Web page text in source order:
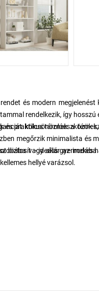
és modern
rendelkezik, így hosszú
kölcsönöznek a
praktikus tárolóeszközök
megőrzik minimalista és
biztosít – ideális gyermekes
vagy akár az
hellyé varázsol.